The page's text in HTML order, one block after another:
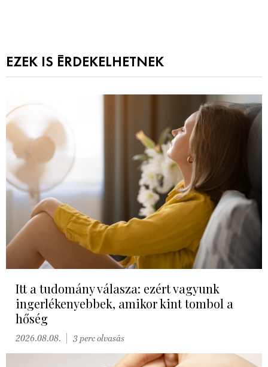
EZEK IS ÉRDEKELHETNEK
Itt a tudomány válasza: ezért vagyunk
ingerlékenyebbek, amikor kint tombol a
hőség
2026.08.08. 3 perc olvasás